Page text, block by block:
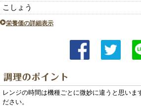
こしょう
栄養価の詳細表示
レンジの時間は機種ごとに微妙に違うと思いま
ださい。